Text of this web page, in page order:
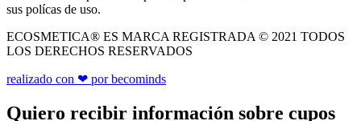
sus polícas de uso.
ECOSMETICA® ES MARCA REGISTRADA © 2021 TODOS
LOS DERECHOS RESERVADOS
realizado con ❤ por becominds
Quiero recibir información sobre cupos